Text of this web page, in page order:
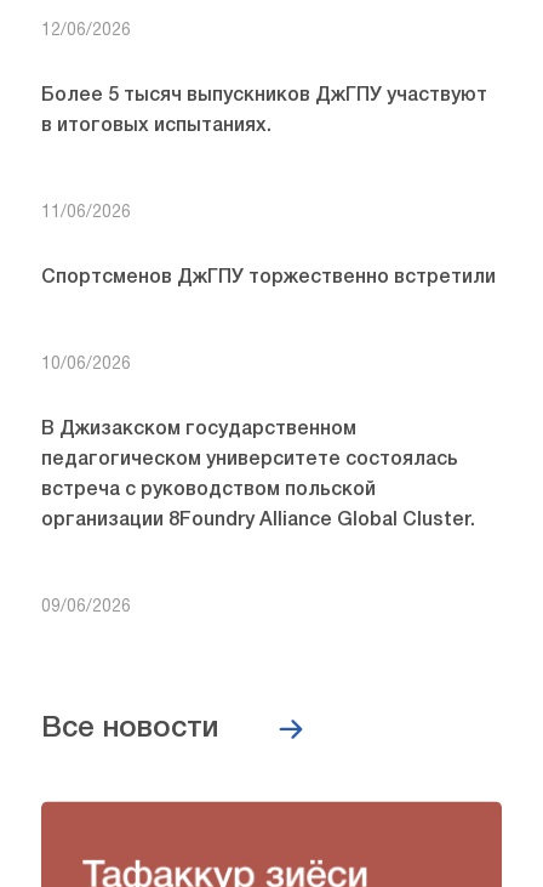
12/06/2026
Более 5 тысяч выпускников ДжГПУ участвуют
в итоговых испытаниях.
11/06/2026
Спортсменов ДжГПУ торжественно встретили
10/06/2026
В Джизакском государственном
педагогическом университете состоялась
встреча с руководством польской
организации 8Foundry Alliance Global Cluster.
09/06/2026
Все новости